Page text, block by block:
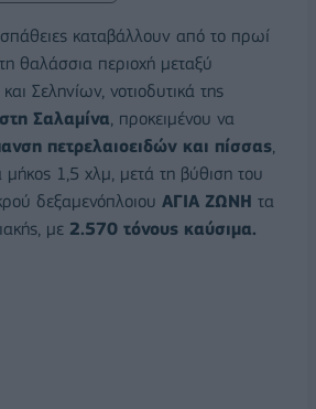
καταβάλλουν από το πρωί
θαλάσσια περιοχή μεταξύ
Σεληνίων, νοτιοδυτικά της
Σαλαμίνα , προκειμένου να
πετρελαιοειδών και πίσσας
1,5 χλμ, μετά τη βύθιση του
δεξαμενόπλοιου ΑΓΙΑ ΖΩΝΗ τα
με 2.570 τόνους καύσιμα.